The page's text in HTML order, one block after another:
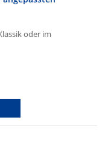
oder im